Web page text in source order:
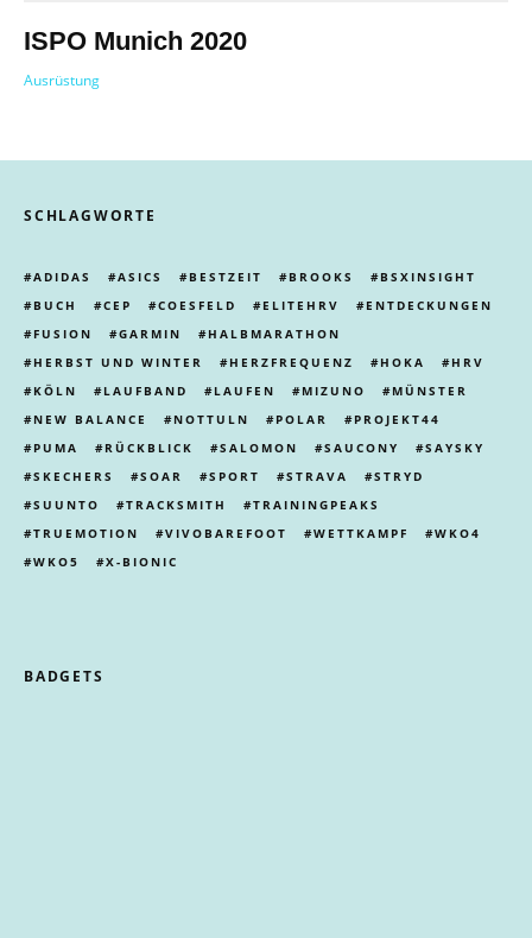
ISPO Munich 2020
Ausrüstung
SCHLAGWORTE
ADIDAS ASICS BESTZEIT BROOKS
BSXINSIGHT
BUCH
CEP COESFELD ELITEHRV
ENTDECKUNGEN
FUSION
GARMIN
HALBMARATHON
HERBST UND WINTER
HERZFREQUENZ HOKA
HRV
KÖLN
LAUFBAND LAUFEN MIZUNO
MÜNSTER
NEW BALANCE
NOTTULN POLAR
PROJEKT44
PUMA
RÜCKBLICK SALOMON SAUCONY
SAYSKY
SKECHERS
SOAR SPORT STRAVA
STRYD
SUUNTO
TRACKSMITH
TRAININGPEAKS
TRUEMOTION
VIVOBAREFOOT WETTKAMPF
WKO4
WKO5
X-BIONIC
BADGETS